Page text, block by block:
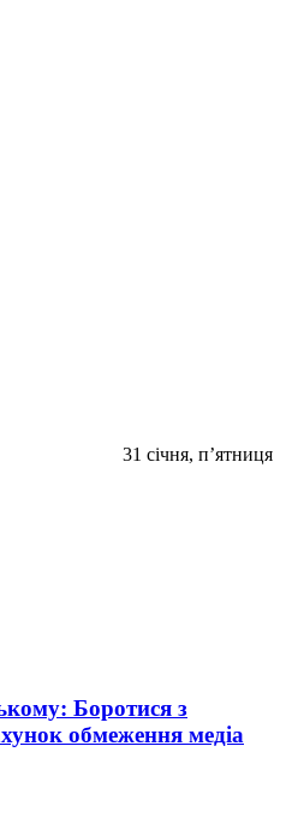
31 січня, п’ятниця
Боротися з
обмеження медіа